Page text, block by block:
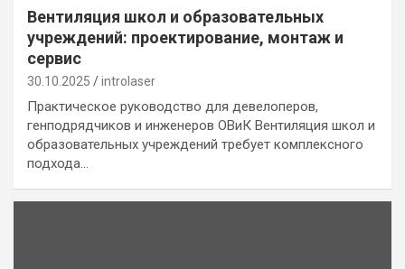
Вентиляция школ и образовательных
учреждений: проектирование, монтаж и
сервис
30.10.2025 introlaser
Практическое руководство для девелоперов,
генподрядчиков и инженеров ОВиК Вентиляция школ и
образовательных учреждений требует комплексного
подхода…